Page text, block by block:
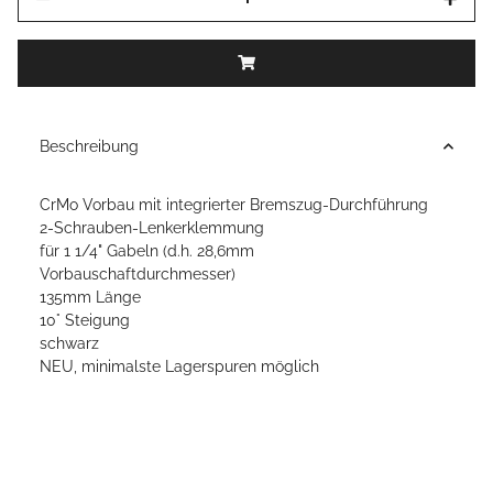
Beschreibung
CrMo Vorbau mit integrierter Bremszug-Durchführung
2-Schrauben-Lenkerklemmung
für 1 1/4" Gabeln (d.h. 28,6mm
Vorbauschaftdurchmesser)
135mm Länge
10° Steigung
schwarz
NEU, minimalste Lagerspuren möglich